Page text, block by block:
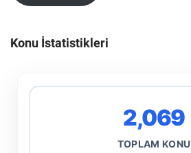
Konu İstatistikleri
2,069
TOPLAM KONU